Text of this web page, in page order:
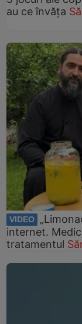
au ce învăța
VIDEO
internet.
tratamentul